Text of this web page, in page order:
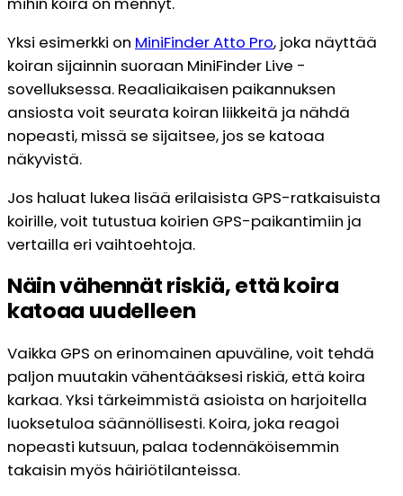
Yksi esimerkki on MiniFinder Atto Pro, joka näyttää
koiran sijainnin suoraan MiniFinder Live -
sovelluksessa. Reaaliaikaisen paikannuksen
ansiosta voit seurata koiran liikkeitä ja nähdä
nopeasti, missä se sijaitsee, jos se katoaa
näkyvistä.
Jos haluat lukea lisää erilaisista GPS-ratkaisuista
koirille, voit tutustua koirien GPS-paikantimiin ja
vertailla eri vaihtoehtoja.
Näin vähennät riskiä, että koira
katoaa uudelleen
Vaikka GPS on erinomainen apuväline, voit tehdä
paljon muutakin vähentääksesi riskiä, että koira
karkaa. Yksi tärkeimmistä asioista on harjoitella
luoksetuloa säännöllisesti. Koira, joka reagoi
nopeasti kutsuun, palaa todennäköisemmin
takaisin myös häiriötilanteissa.